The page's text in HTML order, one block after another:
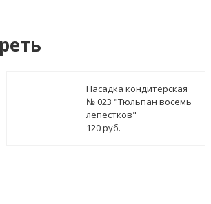
Насадка кондитерская
№ 023 "Тюльпан восемь
лепестков"
120 руб.